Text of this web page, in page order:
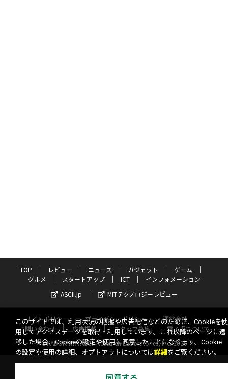
TOP レビュー ニュース ガジェット
ゲーム
グルメ
スタートアップ ICT
インフォメーション
ASCII.jp
MITテクノロジーレビュー
サイトポリシー プライバシーポリシー
運営会社
お問い合わせ
広告掲載 スタッフ募集
電子版について
©KADOKAWA ASCII Research Laboratories, Inc. 2026
このサイトでは、利用状況の把握や広告配信などのために、Cookieを使
用してアクセスデータを取得・利用しています。これ以降のページに遷
移した場合、Cookieの設定や使用に同意したことになります。Cookie
の設定や使用の詳細、オプトアウトについては詳細 をご覧ください。